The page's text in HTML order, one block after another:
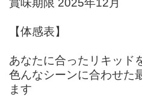
賞味期限 2025年12月
【体感表】
あなたに合ったリキッド
色んなシーンに合わせた
ます